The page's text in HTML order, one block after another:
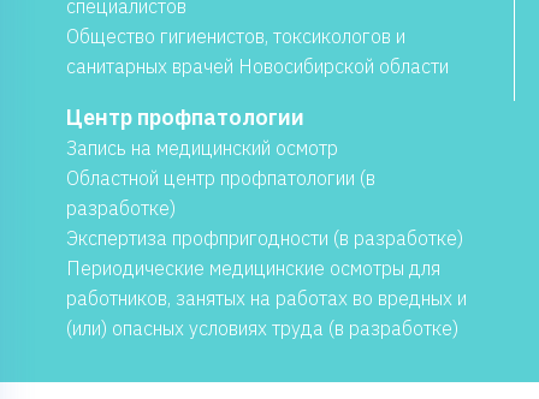
специалистов
Общество гигиенистов, токсикологов и
санитарных врачей Новосибирской области
Центр профпатологии
Запись на медицинский осмотр
Областной центр профпатологии (в
разработке)
Экспертиза профпригодности (в разработке)
Периодические медицинские осмотры для
работников, занятых на работах во вредных и
(или) опасных условиях труда (в разработке)